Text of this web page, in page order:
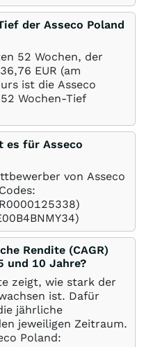
der Asseco Poland
52 Wochen, der
EUR (am
ist die Asseco
Wochen-Tief
es für Asseco
von Asseco
Rendite (CAGR)
und 10 Jahre?
zeigt, wie stark der
ist. Dafür
jährliche
jeweiligen Zeitraum.
Poland: